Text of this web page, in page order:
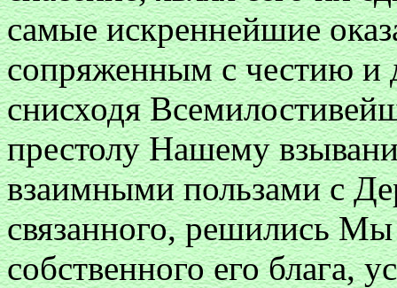
самые искреннейшие
сопряженным с честию и
снисходя
престолу Нашему
взаимными пользами с
связанного, решились
собственного его блага,